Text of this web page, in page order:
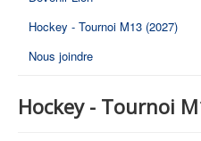
Hockey - Tournoi M13 (2027)
Nous joindre
Hockey - Tournoi